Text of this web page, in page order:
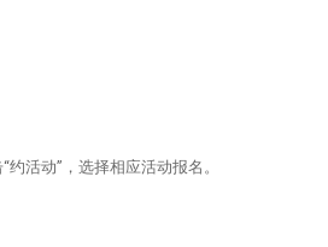
活动”，选择相应活动报名。